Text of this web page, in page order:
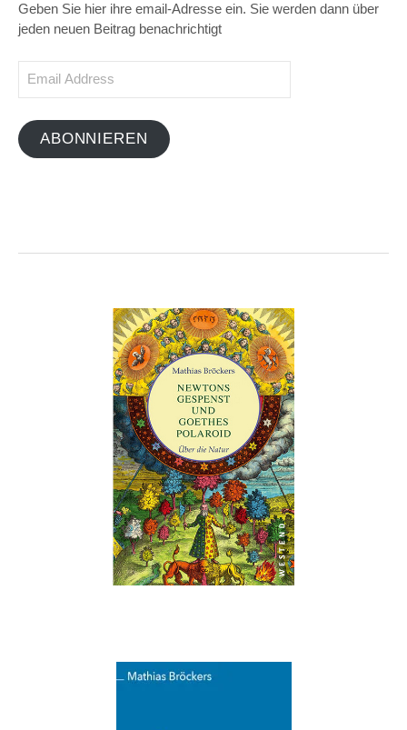
Geben Sie hier ihre email-Adresse ein. Sie werden dann über
jeden neuen Beitrag benachrichtigt
ABONNIEREN